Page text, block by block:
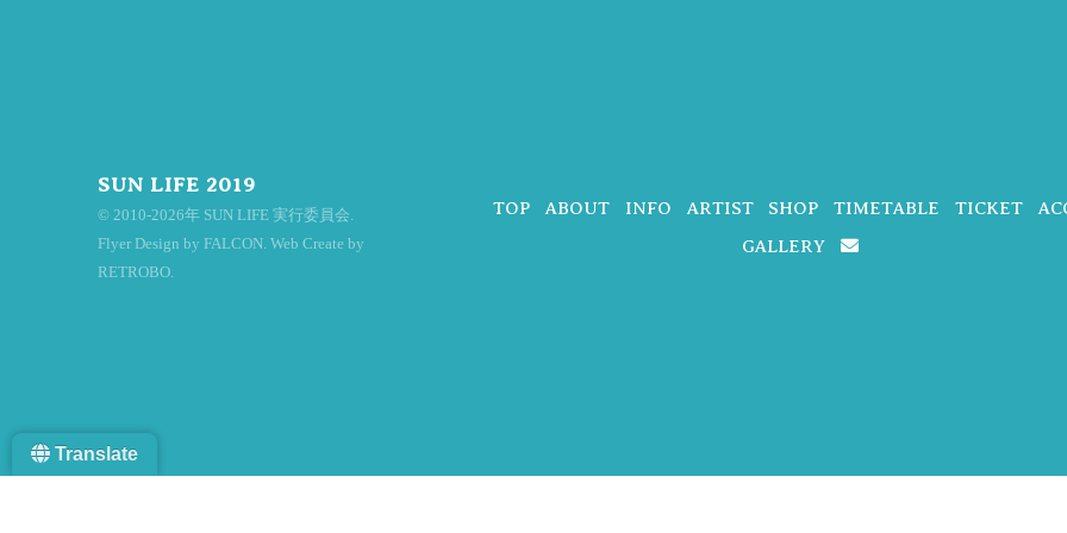
ゲ
シ
SUN LIFE 2019
© 2010-2026年 SUN LIFE 実行委員会.
Flyer Design by FALCON. Web Create by
RETROBO.
TOP ABOUT INFO ARTIST SHOP TIMETABLE TICKET
GALLERY
Translate